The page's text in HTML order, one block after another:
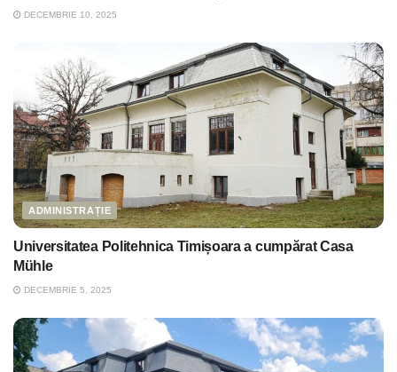
DECEMBRIE 10, 2025
ADMINISTRAȚIE
Universitatea Politehnica Timișoara a cumpărat Casa
Mühle
DECEMBRIE 5, 2025